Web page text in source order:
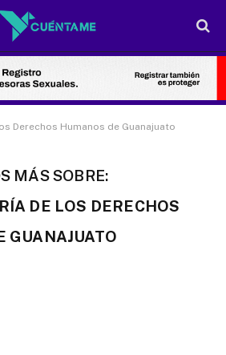
Derechos Humanos de Guanajuato
MÁS SOBRE:
DE LOS DERECHOS
GUANAJUATO